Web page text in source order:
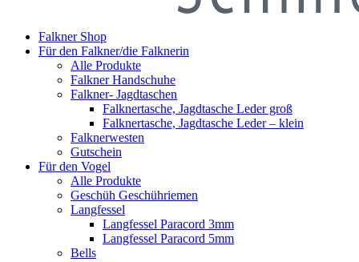
Falkner Shop
Für den Falkner/die Falknerin
Alle Produkte
Falkner Handschuhe
Falkner- Jagdtaschen
Falknertasche, Jagdtasche Leder groß
Falknertasche, Jagdtasche Leder – klein
Falknerwesten
Gutschein
Für den Vogel
Alle Produkte
Geschüh Geschühriemen
Langfessel
Langfessel Paracord 3mm
Langfessel Paracord 5mm
Bells